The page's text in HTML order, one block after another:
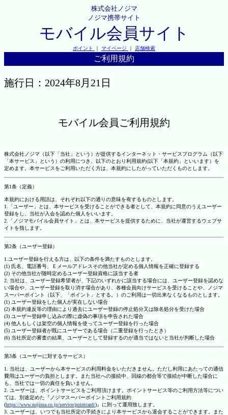
株式会社ノジマ
ノジマ携帯サイト
モバイル会員サイト
ポイント ｜ マイページ ｜ 店舗検索
ご利用規約
施行日：2024年8月21日
モバイル会員ご利用規約
株式会社ノジマ（以下「当社」という）が提供するインターネット・サービスプログラム（以下
「本サービス」という）の利用につき、以下のとおり利用規約(以下「本規約」といいます）を
定めます。本サービスをご利用いただく方は、本規約にしたがっていただくものとします。
第1条（定義）
本規約における用語は、それぞれ以下の通りの意味を有するものとします。
1.「ユーザー」とは、本サービスを受けることができる者として、本規約に同意のうえユーザー
登録をし、当社が入会を認めた個人をいいます。
2.「ノジマモバイル会員サイト」とは、本サービスを提供するために、当社が運営するウェブサ
イトを指します。
第2条（ユーザー登録）
1.ユーザー登録を行える方は、以下の条件を満たすものとします。
(1) 氏名、電話番号、Ｅメールアドレスその他当社が定める個人情報を正確に登録する
(2) その他当社が随時定めるユーザー登録資格に該当する者
2. 当社は、ユーザー登録希望者が、下記のいずれかに該当する場合には、ユーザー登録を認めな
い場合や、ユーザー登録を取り消す場合があり、各種会員向けサービスを受けることや、ノジマ
スーパーポイント（以下、「ポイント」とする。）のご利用は一切出来なくなるものとします。
(1) ユーザー登録をした個人が実在しない場合
(2) 本規約違反等の理由により過去にユーザー登録の停止処分又は除名処分を受けた場合
(3) ユーザー登録申し込みの際に虚偽の事項を申告された場合
(4) 他人もしくは架空の個人情報を使ってユーザー登録を行った場合
(5) ユーザー登録者が既にユーザーである場合（二重登録を行ったとき）
(6) 当社所定の審査の結果、ユーザーとして登録するのが適当ではないと当社が判断した場合
第3条（ユーザーに対するサービス）
1. 当社は、ユーザーから本サービスの利用料金をいただきません。ただし利用にあたっての通信
費用はユーザーの負担とします。また当社への接続中、回線の都合等で接続が中断した場合に
も、当社では一切の責任を負いません。
2. ユーザーは、ポイントサービスをご利用頂けます。ポイントサービス等のご利用方法等につい
ては、別途定めた『ノジマスーパーポイントご利用規約
(https://www.nojima.co.jp/service/pointcard/)』に則って運用致します。
3. ユーザーは、いつでも当社所定の手続きにより本サービスから退会することができます。また